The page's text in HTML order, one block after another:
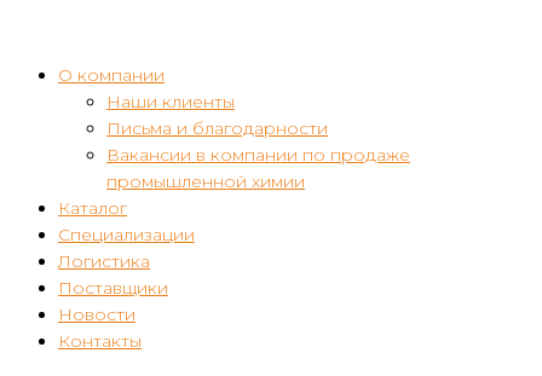
О компании
Наши клиенты
Письма и благодарности
Вакансии в компании по продаже
промышленной химии
Каталог
Специализации
Логистика
Поставщики
Новости
Контакты